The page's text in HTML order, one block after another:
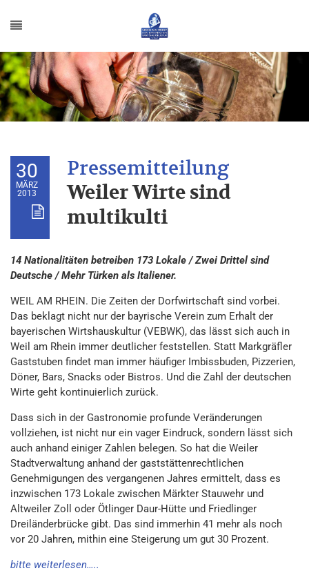
30
MÄRZ
2013
Weiler Wirte sind
multikulti
14 Nationalitäten betreiben 173 Lokale / Zwei Drittel sind
Deutsche / Mehr Türken als Italiener.
WEIL AM RHEIN. Die Zeiten der Dorfwirtschaft sind vorbei.
Das beklagt nicht nur der bayrische Verein zum Erhalt der
bayerischen Wirtshauskultur (VEBWK), das lässt sich auch in
Weil am Rhein immer deutlicher feststellen. Statt Markgräfler
Gaststuben findet man immer häufiger Imbissbuden, Pizzerien,
Döner, Bars, Snacks oder Bistros. Und die Zahl der deutschen
Wirte geht kontinuierlich zurück.
Dass sich in der Gastronomie profunde Veränderungen
vollziehen, ist nicht nur ein vager Eindruck, sondern lässt sich
auch anhand einiger Zahlen belegen. So hat die Weiler
Stadtverwaltung anhand der gaststättenrechtlichen
Genehmigungen des vergangenen Jahres ermittelt, dass es
inzwischen 173 Lokale zwischen Märkter Stauwehr und
Altweiler Zoll oder Ötlinger Daur-Hütte und Friedlinger
Dreiländerbrücke gibt. Das sind immerhin 41 mehr als noch
vor 20 Jahren, mithin eine Steigerung um gut 30 Prozent.
bitte weiterlesen…..